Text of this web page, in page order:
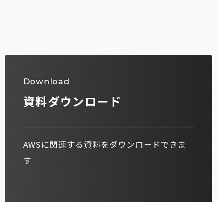
Download
資料ダウンロード
AWSに関連する資料をダウンロードできま
す